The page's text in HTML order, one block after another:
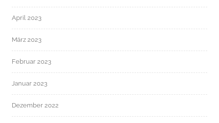
April 2023
März 2023
Februar 2023
Januar 2023
Dezember 2022